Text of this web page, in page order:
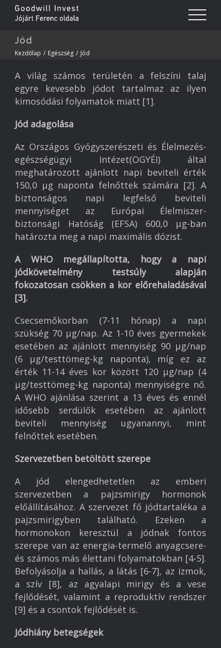
Jód
Kezdőlap / Egészség / Jód
A világ számos területén a felszíni talaj
egyre kevesebb jódot tartalmaz az ilyen
kimosódási folyamatok miatt [1].
Jód adagolása
Az Országos Gyógyszerészeti és Élelmezés-
egészségügyi Intézet(OGYÉI) által
meghatározott ajánlott napi beviteli érték
150,0 µg naponta felnőttek számára [2]. A
biztonságos napi legfelső beviteli
mennyiséget az Európai Élelmiszer-
biztonsági Hatóság (EFSA) 600,0 µg-ban
határozta meg a napi maximális dózist.
A WHO megállapította, hogy a napi
jódkövetelmény testsúly alapján
fokozatosan csökken a kor előrehaladásával
[3].
Csecsemőkorban (7-11 hónap) a napi
szükség 70 µg/nap. Az 1-10 éves gyermekek
esetében az ajánlott mennyiség 90 µg/nap
(6 µg/testtömeg-kg naponta), míg ez az
érték 11-14 éves kor között 120 µg/nap (4
µg/testtömeg-kg naponta) mennyiségre nő.
A WHO ajánlása szerint a 13 éves és ennél
idősebb serdülők esetében az ajánlott
beviteli mennyiség ugyanannyi, mint
felnőttek esetében.
Szervezetben betöltött szerepe
A jód elengedhetetlen az emberi
szervezetben a pajzsmirigy hormonok
előállításához. A szervezet fő jódtartaléka a
pajzsmirigyben található. Ezeken a
hormonokon keresztül a jódnak fontos
szerepe van az energia-termelő anyagcsere-
és számos más élettani folyamatokban [4-5].
Befolyásolja a hallás, a látás [6-7], az izmok,
a szív [8], az agyalapi mirigy és a vese
fejlődését, valamint a reproduktív rendszer
[9] és a csontok fejlődését is.
Jódhiány betegségek